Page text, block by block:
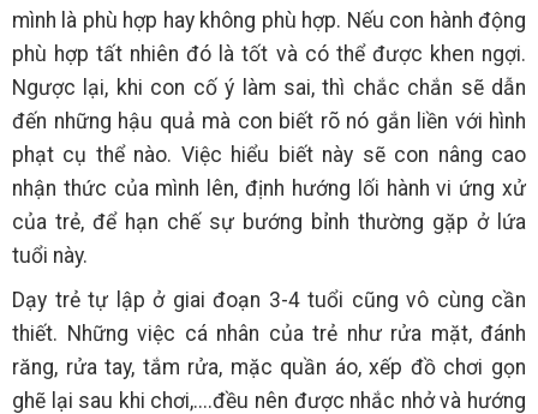
mình là phù hợp hay không phù hợp. Nếu con hành động
phù hợp tất nhiên đó là tốt và có thể được khen ngợi.
Ngược lại, khi con cố ý làm sai, thì chắc chắn sẽ dẫn
đến những hậu quả mà con biết rõ nó gắn liền với hình
phạt cụ thể nào. Việc hiểu biết này sẽ con nâng cao
nhận thức của mình lên, định hướng lối hành vi ứng xử
của trẻ, để hạn chế sự bướng bỉnh thường gặp ở lứa
tuổi này.
Dạy trẻ tự lập ở giai đoạn 3-4 tuổi cũng vô cùng cần
thiết. Những việc cá nhân của trẻ như rửa mặt, đánh
răng, rửa tay, tắm rửa, mặc quần áo, xếp đồ chơi gọn
ghẽ lại sau khi chơi,....đều nên được nhắc nhở và hướng